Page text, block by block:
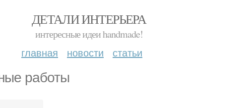
ДЕТАЛИ ИНТЕРЬЕРА
интересные идеи handmade!
главная новости статьи
работы